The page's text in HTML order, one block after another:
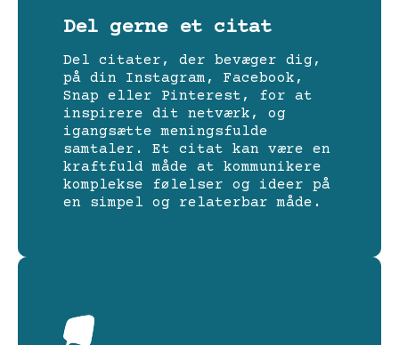
Del gerne et citat
Del citater, der bevæger dig,
på din Instagram, Facebook,
Snap eller Pinterest, for at
inspirere dit netværk, og
igangsætte meningsfulde
samtaler. Et citat kan være en
kraftfuld måde at kommunikere
komplekse følelser og ideer på
en simpel og relaterbar måde.